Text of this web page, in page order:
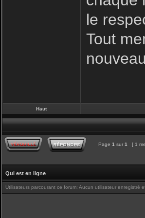
le
Tout
Haut
Page 1 sur 1 [ 1
Qui est en ligne
Utilisateurs parcourant ce forum: Aucun utilisateur enregistré